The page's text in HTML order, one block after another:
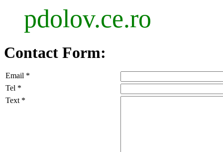
pdolov.ce.ro
Contact Form:
Email *
Tel *
Text *